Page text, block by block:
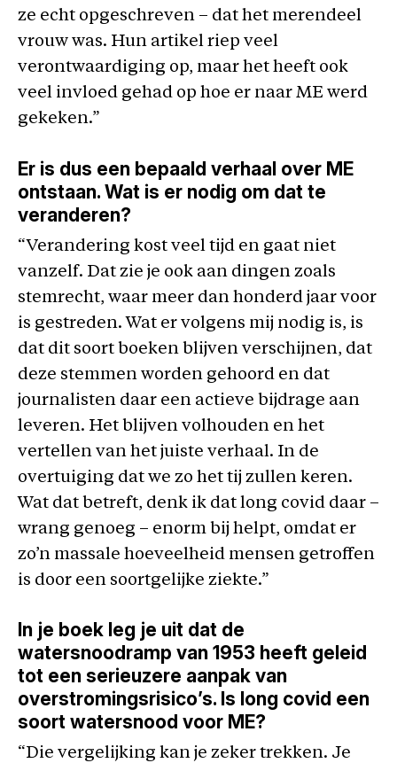
ze echt opgeschreven – dat het merendeel
vrouw was. Hun artikel riep veel
verontwaardiging op, maar het heeft ook
veel invloed gehad op hoe er naar ME werd
gekeken.”
Er is dus een bepaald verhaal over ME
ontstaan. Wat is er nodig om dat te
veranderen?
“Verandering kost veel tijd en gaat niet
vanzelf. Dat zie je ook aan dingen zoals
stemrecht, waar meer dan honderd jaar voor
is gestreden. Wat er volgens mij nodig is, is
dat dit soort boeken blijven verschijnen, dat
deze stemmen worden gehoord en dat
journalisten daar een actieve bijdrage aan
leveren. Het blijven volhouden en het
vertellen van het juiste verhaal. In de
overtuiging dat we zo het tij zullen keren.
Wat dat betreft, denk ik dat long covid daar –
wrang genoeg – enorm bij helpt, omdat er
zo’n massale hoeveelheid mensen getroffen
is door een soortgelijke ziekte.”
In je boek leg je uit dat de
watersnoodramp van 1953 heeft geleid
tot een serieuzere aanpak van
overstromingsrisico’s. Is long covid een
soort watersnood voor ME?
“Die vergelijking kan je zeker trekken. Je